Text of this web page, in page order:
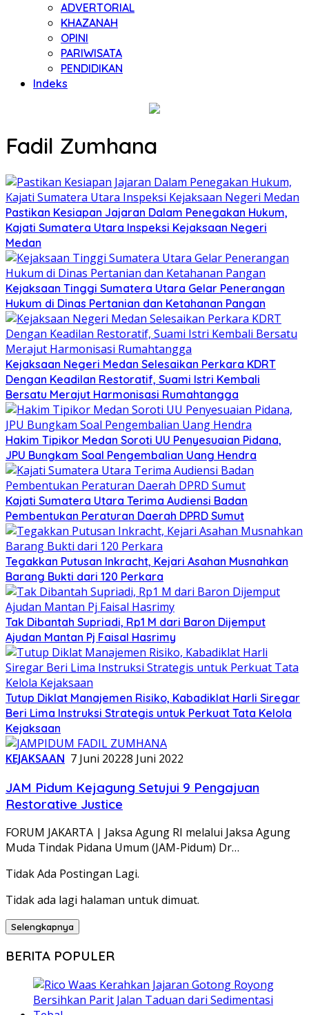
ADVERTORIAL
KHAZANAH
OPINI
PARIWISATA
PENDIDIKAN
Indeks
Fadil Zumhana
Pastikan Kesiapan Jajaran Dalam Penegakan Hukum,
Kajati Sumatera Utara Inspeksi Kejaksaan Negeri
Medan
Kejaksaan Tinggi Sumatera Utara Gelar Penerangan
Hukum di Dinas Pertanian dan Ketahanan Pangan
Kejaksaan Negeri Medan Selesaikan Perkara KDRT
Dengan Keadilan Restoratif, Suami Istri Kembali
Bersatu Merajut Harmonisasi Rumahtangga
Hakim Tipikor Medan Soroti UU Penyesuaian Pidana,
JPU Bungkam Soal Pengembalian Uang Hendra
Kajati Sumatera Utara Terima Audiensi Badan
Pembentukan Peraturan Daerah DPRD Sumut
Tegakkan Putusan Inkracht, Kejari Asahan Musnahkan
Barang Bukti dari 120 Perkara
Tak Dibantah Supriadi, Rp1 M dari Baron Dijemput
Ajudan Mantan Pj Faisal Hasrimy
Tutup Diklat Manajemen Risiko, Kabadiklat Harli Siregar
Beri Lima Instruksi Strategis untuk Perkuat Tata Kelola
Kejaksaan
KEJAKSAAN 7 Juni 20228 Juni 2022
JAM Pidum Kejagung Setujui 9 Pengajuan
Restorative Justice
FORUM JAKARTA | Jaksa Agung RI melalui Jaksa Agung
Muda Tindak Pidana Umum (JAM-Pidum) Dr…
Tidak Ada Postingan Lagi.
Tidak ada lagi halaman untuk dimuat.
Selengkapnya
BERITA POPULER